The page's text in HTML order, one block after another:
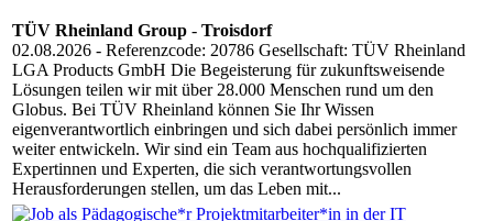
TÜV Rheinland Group - Troisdorf
02.08.2026 - Referenzcode: 20786 Gesellschaft: TÜV Rheinland
LGA Products GmbH Die Begeisterung für zukunftsweisende
Lösungen teilen wir mit über 28.000 Menschen rund um den
Globus. Bei TÜV Rheinland können Sie Ihr Wissen
eigenverantwortlich einbringen und sich dabei persönlich immer
weiter entwickeln. Wir sind ein Team aus hochqualifizierten
Expertinnen und Experten, die sich verantwortungsvollen
Herausforderungen stellen, um das Leben mit...